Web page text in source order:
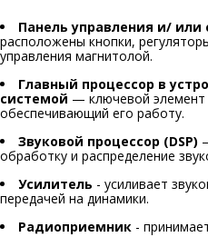
Панель управления и/ или
расположены кнопки,
управления магнитолой.
Главный процессор в
системой — ключевой элемент
обеспечивающий его работу.
Звуковой процессор (DSP)
обработку и распределение
Усилитель - усиливает
передачей на динамики.
Радиоприемник -